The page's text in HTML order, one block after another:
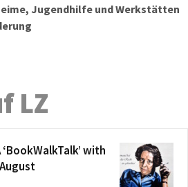
Jugendhilfe und Werkstätten
LZ
with